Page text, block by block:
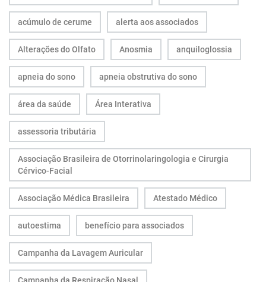
acúmulo de cerume alerta aos associados
Alterações do Olfato Anosmia anquiloglossia
apneia do sono apneia obstrutiva do sono
área da saúde Área Interativa
assessoria tributária
Associação Brasileira de Otorrinolaringologia e Cirurgia
Cérvico-Facial
Associação Médica Brasileira Atestado Médico
autoestima benefício para associados
Campanha da Lavagem Auricular
Campanha da Respiração Nasal